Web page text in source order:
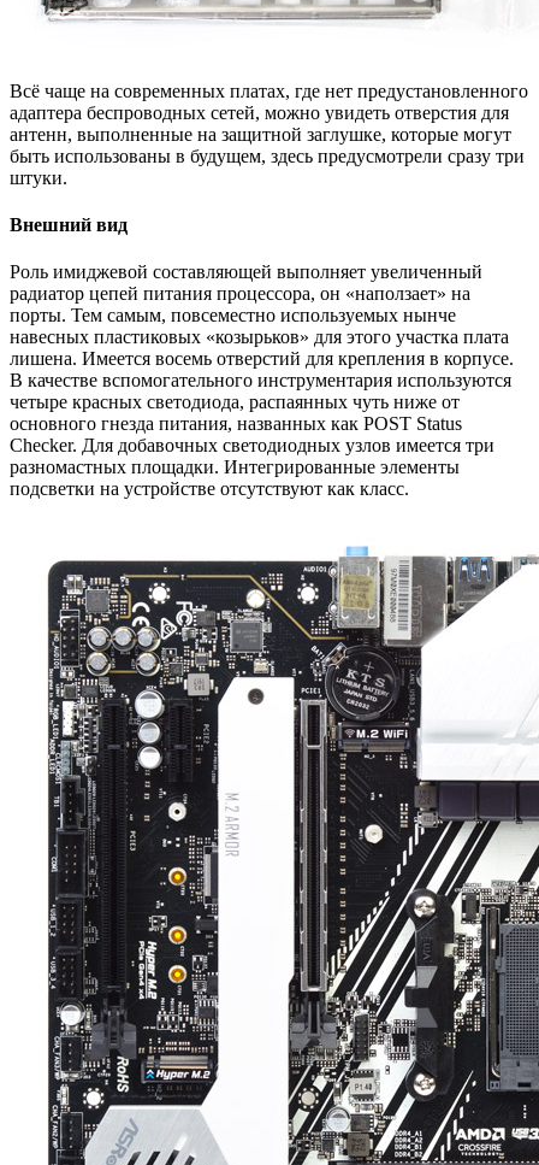
Всё чаще на современных платах, где нет предустановленного
адаптера беспроводных сетей, можно увидеть отверстия для
антенн, выполненные на защитной заглушке, которые могут
быть использованы в будущем, здесь предусмотрели сразу три
штуки.
Внешний вид
Роль имиджевой составляющей выполняет увеличенный
радиатор цепей питания процессора, он «наползает» на
порты. Тем самым, повсеместно используемых нынче
навесных пластиковых «козырьков» для этого участка плата
лишена. Имеется восемь отверстий для крепления в корпусе.
В качестве вспомогательного инструментария используются
четыре красных светодиода, распаянных чуть ниже от
основного гнезда питания, названных как POST Status
Checker. Для добавочных светодиодных узлов имеется три
разномастных площадки. Интегрированные элементы
подсветки на устройстве отсутствуют как класс.